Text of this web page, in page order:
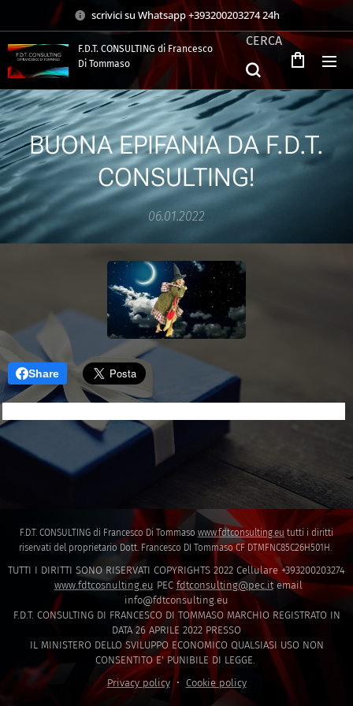
scrivici su Whatsapp +393200203274 24h
F.D.T. CONSULTING di Francesco
Di Tommaso
CERCA
BUONA EPIFANIA DA F.D.T.
CONSULTING!
06.01.2022
Share
F.D.T. CONSULTING di Francesco Di Tommaso www.fdtconsulting.eu tutti i diritti
riservati del proprietario Dott. Francesco DI Tommaso CF DTMFNC85C26H501H.
TUTTI I DIRITTI SONO RISERVATI COPYRIGHTS 2022 Cellulare +393200203274
www.fdtcosnulting.eu PEC fdtconsulting@pec.itemail
info@fdtconsulting.eu
F.D.T. CONSULTING DI FRANCESCO DI TOMMASO MARCHIO REGISTRATO IN
DATA 26 APRILE 2022 PRESSO
IL MINISTERO DELLO SVILUPPO ECONOMICO QUALSIASI USO NON
CONSENTITO E' PUNIBILE DI LEGGE.
Privacy policy
Cookie policy